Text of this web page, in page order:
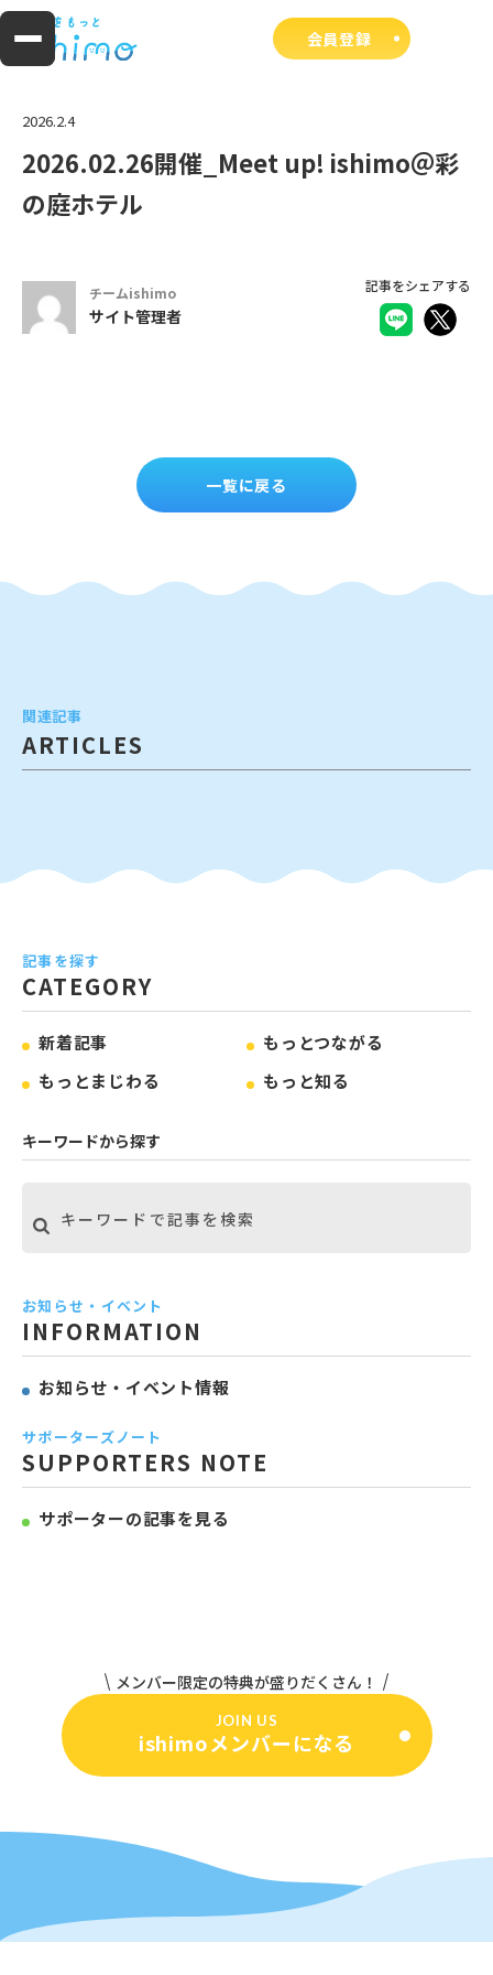
会員登録
2026.2.4
2026.02.26開催_Meet up! ishimo＠彩
の庭ホテル
チームishimo
サイト管理者
記事をシェアする
一覧に戻る
関連記事
ARTICLES
記事を探す
CATEGORY
新着記事
もっとつながる
もっとまじわる
もっと知る
キーワードから探す
お知らせ・イベント
INFORMATION
お知らせ・イベント情報
サポーターズノート
SUPPORTERS NOTE
サポーターの記事を見る
メンバー限定の特典が盛りだくさん！
JOIN US
ishimoメンバーになる